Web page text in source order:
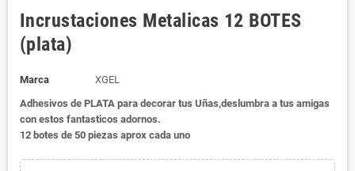
Incrustaciones Metalicas 12 BOTES
(plata)
Marca
XGEL
Adhesivos de PLATA para decorar tus Uñas,deslumbra a tus amigas
con estos fantasticos adornos.
12 botes de 50 piezas aprox cada uno